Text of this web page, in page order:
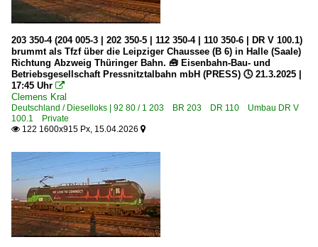
203 350-4 (204 005-3 | 202 350-5 | 112 350-4 | 110 350-6 | DR V 100.1)
brummt als Tfzf über die Leipziger Chaussee (B 6) in Halle (Saale)
Richtung Abzweig Thüringer Bahn. 🧰 Eisenbahn-Bau- und
Betriebsgesellschaft Pressnitztalbahn mbH (PRESS) 🕓 21.3.2025 |
17:45 Uhr 
Clemens Kral
Deutschland / Dieselloks | 92 80 / 1 203 BR 203 DR 110 Umbau DR V
100.1 Private
 122 1600x915 Px, 15.04.2026 